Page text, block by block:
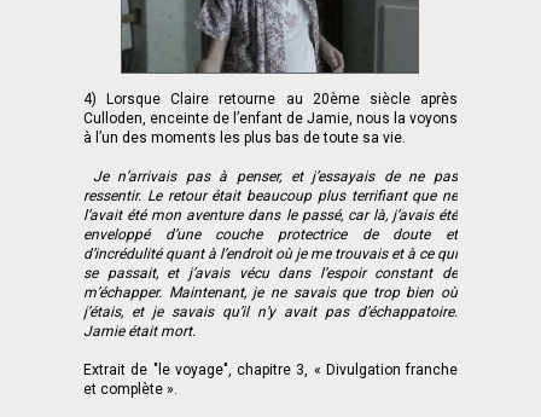
4) Lorsque Claire retourne au 20ème siècle après
Culloden, enceinte de l’enfant de Jamie, nous la voyons
à l’un des moments les plus bas de toute sa vie.
Je n’arrivais pas à penser, et j’essayais de ne pas
ressentir. Le retour était beaucoup plus terrifiant que ne
l’avait été mon aventure dans le passé, car là, j’avais été
enveloppé d’une couche protectrice de doute et
d’incrédulité quant à l’endroit où je me trouvais et à ce qui
se passait, et j’avais vécu dans l’espoir constant de
m’échapper. Maintenant, je ne savais que trop bien où
j’étais, et je savais qu’il n’y avait pas d’échappatoire.
Jamie était mort.
Extrait de "le voyage", chapitre 3, « Divulgation franche
et complète ».